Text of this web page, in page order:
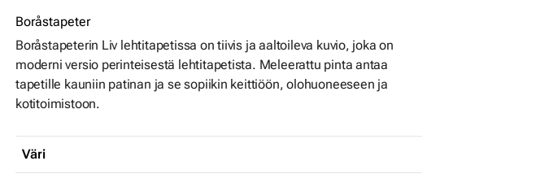
Boråstapeter
Boråstapeterin Liv lehtitapetissa on tiivis ja aaltoileva kuvio, joka on
moderni versio perinteisestä lehtitapetista. Meleerattu pinta antaa
tapetille kauniin patinan ja se sopiikin keittiöön, olohuoneeseen ja
kotitoimistoon.
Väri